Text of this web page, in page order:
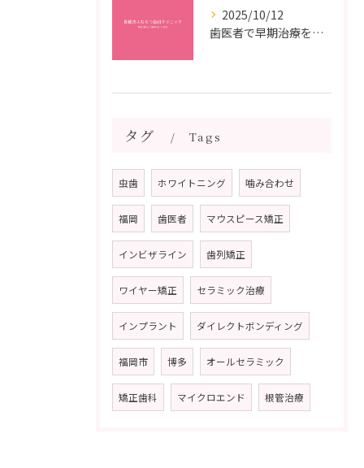
2025/10/12
歯医者で早期治療を受けるメリットと虫歯悪化を防ぐ最短ステップ
タグ Tags
虫歯 ホワイトニング 噛み合わせ
福岡 歯医者 マウスピース矯正
インビザライン 歯列矯正
ワイヤー矯正 セラミック治療
インプラント ダイレクトボンディング
福岡市 博多 オールセラミック
矯正歯科 マイクロエンド 根管治療